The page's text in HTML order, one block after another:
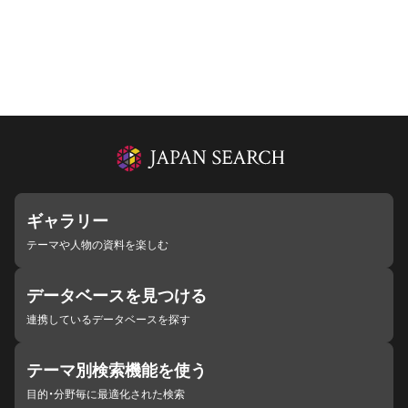
ギャラリー
テーマや人物の資料を楽しむ
データベースを見つける
連携しているデータベースを探す
テーマ別検索機能を使う
目的・分野毎に最適化された検索